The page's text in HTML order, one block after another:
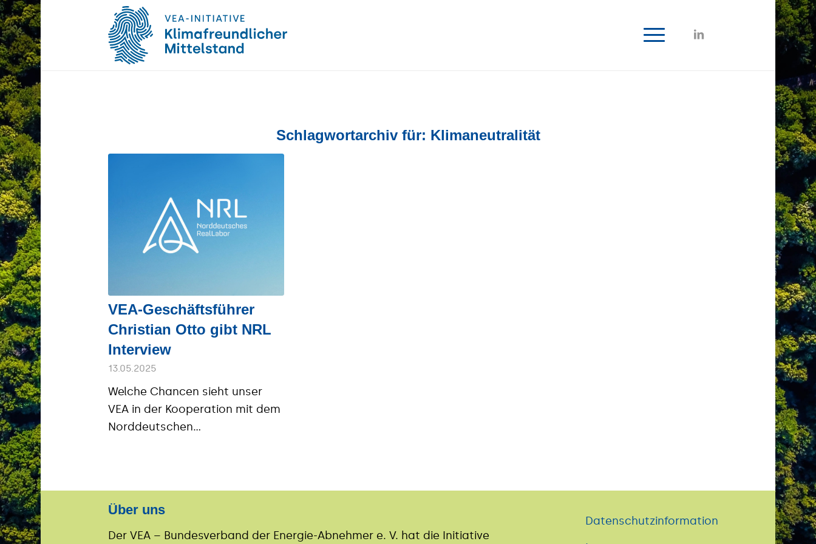
Schlagwortarchiv für: Klimaneutralität
VEA-Geschäftsführer
Christian Otto gibt NRL
Interview
13.05.2025
Welche Chancen sieht unser
VEA in der Kooperation mit dem
Norddeutschen…
Über uns
Der VEA – Bundesverband der Energie-Abnehmer e. V. hat die Initiative
Datenschutzinformation